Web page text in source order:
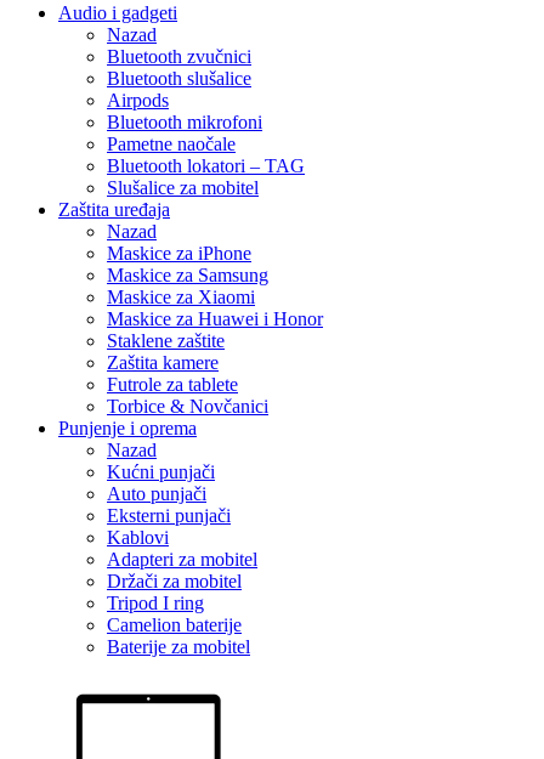
Audio i gadgeti
Nazad
Bluetooth zvučnici
Bluetooth slušalice
Airpods
Bluetooth mikrofoni
Pametne naočale
Bluetooth lokatori – TAG
Slušalice za mobitel
Zaštita uređaja
Nazad
Maskice za iPhone
Maskice za Samsung
Maskice za Xiaomi
Maskice za Huawei i Honor
Staklene zaštite
Zaštita kamere
Futrole za tablete
Torbice & Novčanici
Punjenje i oprema
Nazad
Kućni punjači
Auto punjači
Eksterni punjači
Kablovi
Adapteri za mobitel
Držači za mobitel
Tripod I ring
Camelion baterije
Baterije za mobitel